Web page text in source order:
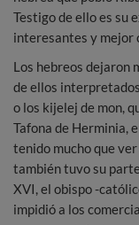
Testigo de ello es su
interesantes y mejor
Los hebreos dejaron
de ellos
o los kijelej de mon,
Tafona de Herminia,
tenido mucho que
también tuvo su
XVI, el obispo -
impidió a los